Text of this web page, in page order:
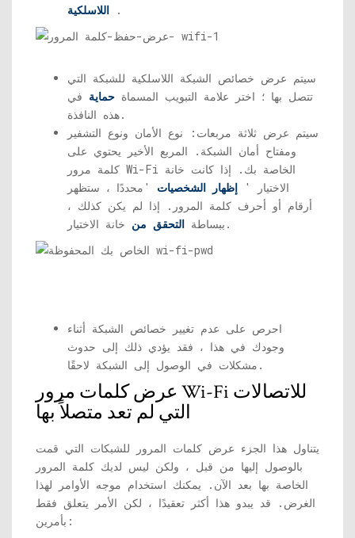
اللاسلكية .
سيتم عرض خصائص الشبكة اللاسلكية للشبكة التي
تتصل بها ؛ اختر علامة التبويب المسماة حماية في
هذه النافذة.
سيتم عرض ثلاثة مربعات: نوع الأمان ونوع التشفير
ومفتاح أمان الشبكة. المربع الأخير يحتوي على
كلمة مرور Wi-Fi الخاصة بك. إذا كانت خانة
الاختيار ' إظهار الشخصيات
'محددًا ، ستظهر
أرقام أو أحرف كلمة المرور. إذا لم يكن كذلك ،
ببساطة التحقق من خانة الاختيار.
احرص على عدم تغيير خصائص الشبكة أثناء
وجودك في هذا ، فقد يؤدي ذلك إلى حدوث
مشكلات في الوصول إلى الشبكة لاحقًا.
عرض كلمات مرور Wi-Fi للاتصالات
التي لم تعد متصلاً بها
يتناول هذا الجزء عرض كلمات المرور للشبكات التي قمت
بالوصول إليها من قبل ، ولكن ليس لديك كلمة المرور
الخاصة بها بعد الآن. يمكنك استخدام موجه الأوامر لهذا
الغرض. قد يبدو هذا أكثر تعقيدًا ، لكن الأمر يتعلق فقط
بأمرين: